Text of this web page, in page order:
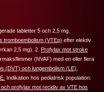
tabletter 5 och 2,5 mg.
tromboembolism (VTEp) efter elektiv
2,5 mg). 2.
Profylax mot stroke
(NVAF) med en eller flera
(DVT) och lungembolism (LE)
Indikation hos pediatrisk population:
profylax mot recidiv av VTE hos